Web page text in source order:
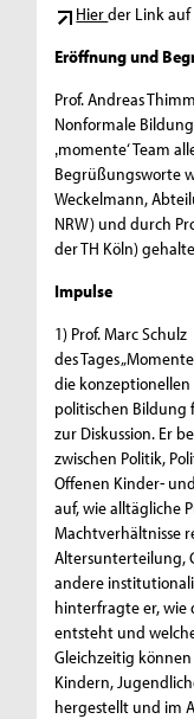
Hierder Link auf
Eröffnung und
Prof. Andreas
Nonformale
‚momente‘ Team
Begrüßungsworte
Weckelmann,
NRW) und durch
der TH Köln)
Impulse
1) Prof. Marc
des Tages
die
politischen Bildung
zur Diskussion. Er
zwischen Politik,
Offenen Kinder-
auf, wie alltägliche
Machtverhältnisse
Altersunterteilung,
andere
hinterfragte er, wie
entsteht und
Gleichzeitig
Kindern,
hergestellt und im